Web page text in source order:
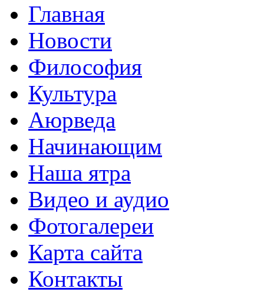
Главная
Новости
Философия
Культура
Аюрведа
Начинающим
Наша ятра
Видео и аудио
Фотогалереи
Карта сайта
Контакты